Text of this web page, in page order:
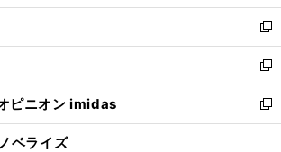
開
く
ウ
で
開
く
ン
ド
ウ
で
開
く
ウ
ィ
ン
ド
ウ
で
開
し
い
ウ
ィ
ン
ド
ウ
新
し
い
ウ
ィ
ン
新
し
い
ウ
ピニオン imidas
新
し
ベライズ